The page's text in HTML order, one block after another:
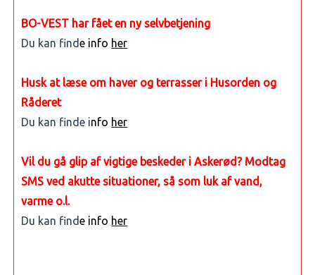
BO-VEST har fået en ny selvbetjening
Du kan finde info her
Husk at læse om haver og terrasser i Husorden og
Råderet
Du kan finde info her
Vil du gå glip af vigtige beskeder i Askerød? Modtag
SMS ved akutte situationer, så som luk af vand,
varme o.l.
Du kan finde info her